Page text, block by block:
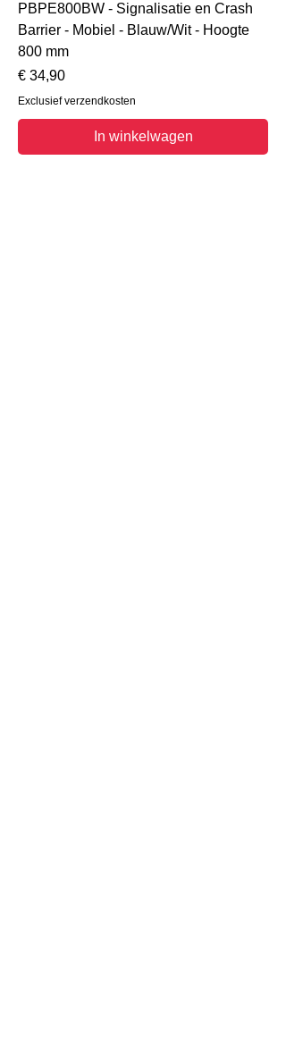
PBPE800BW - Signalisatie en Crash
Barrier - Mobiel - Blauw/Wit - Hoogte
800 mm
Prijs
€ 34,90
Exclusief verzendkosten
In winkelwagen